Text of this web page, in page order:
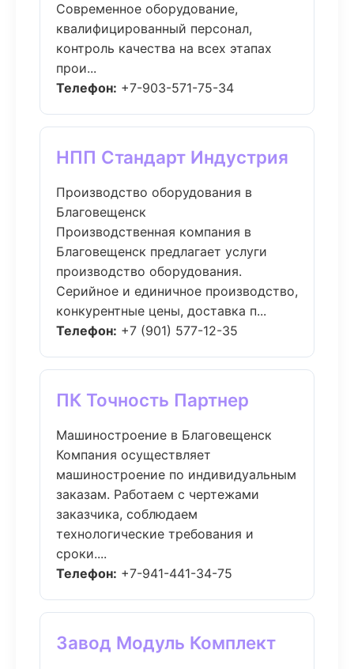
Современное оборудование,
квалифицированный персонал,
контроль качества на всех этапах
прои...
Телефон: +7-903-571-75-34
НПП Стандарт Индустрия
Производство оборудования в
Благовещенск
Производственная компания в
Благовещенск предлагает услуги
производство оборудования.
Серийное и единичное производство,
конкурентные цены, доставка п...
Телефон: +7 (901) 577-12-35
ПК Точность Партнер
Машиностроение в Благовещенск
Компания осуществляет
машиностроение по индивидуальным
заказам. Работаем с чертежами
заказчика, соблюдаем
технологические требования и
сроки....
Телефон: +7-941-441-34-75
Завод Модуль Комплект